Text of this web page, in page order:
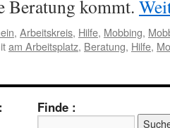
Beratung kommt.
, Arbeitskreis, Hilfe, Mobbing,
am Arbeitsplatz, Beratung, Hilfe,
Finde :